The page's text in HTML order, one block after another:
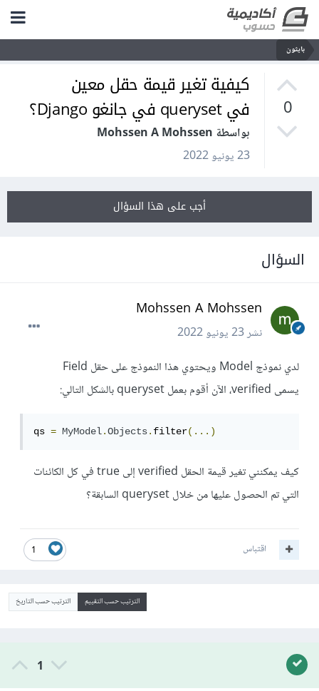
بايثون
0
كيفية تغير قيمة حقل معين
في queryset في جانغو Django؟
بواسطة Mohssen A Mohssen
23 يونيو 2022
أجب على هذا السؤال
السؤال
Mohssen A Mohssen
نشر23 يونيو 2022
لدي نموذج Model ويحتوي هذا النموذج على حقل Field
يسمى verified، الآن أقوم بعمل queryset بالشكل التالي:
qs = MyModel.Objects.filter(...)
كيف يمكنني تغير قيمة الحقل verified إلى true في كل الكائنات
التي تم الحصول عليها من خلال queryset السابقة؟
1 اقتباس
الترتيب حسب التقييم الترتيب حسب التاريخ
1